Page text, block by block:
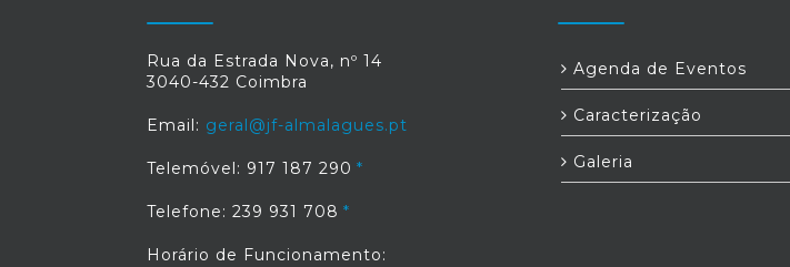
Rua da Estrada Nova, nº 14
3040-432 Coimbra
Email: geral@jf-almalagues.pt
Telemóvel: 917 187 290
Telefone: 239 931 708
Horário de Funcionamento:
Agenda de Eventos
Caracterização
Galeria